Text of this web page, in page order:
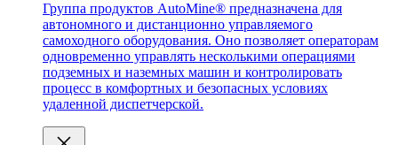
Группа продуктов AutoMine® предназначена для
автономного и дистанционно управляемого
самоходного оборудования. Оно позволяет операторам
одновременно управлять несколькими операциями
подземных и наземных машин и контролировать
процесс в комфортных и безопасных условиях
удаленной диспетчерской.